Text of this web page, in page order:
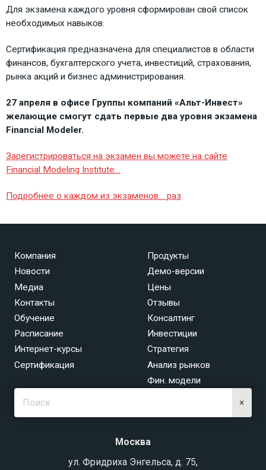
Для экзамена каждого уровня сформирован свой список
необходимых навыков.
Сертификация предназначена для специалистов в области
финансов, бухгалтерского учета, инвестиций, страхования,
рынка акций и бизнес администрирования.
27 апреля в офисе Группы компаний «Альт-Инвест»
желающие смогут сдать первые два уровня экзамена
Financial Modeler.
Зарегистрироваться на экзамен вы можете на сайте
Financial Modeling Institute…
Подробнее о каждом из экзаменов… раз
Компания
Новости
Медиа
Контакты
Продукты
Демо-версии
Цены
Отзывы
Обучение
Расписание
Интернет-курсы
Сертификация
Консалтинг
Инвестиции
Стратегия
Анализ рынков
Фин. модели
×
Москва
ул. Фридриха Энгельса, д. 75,